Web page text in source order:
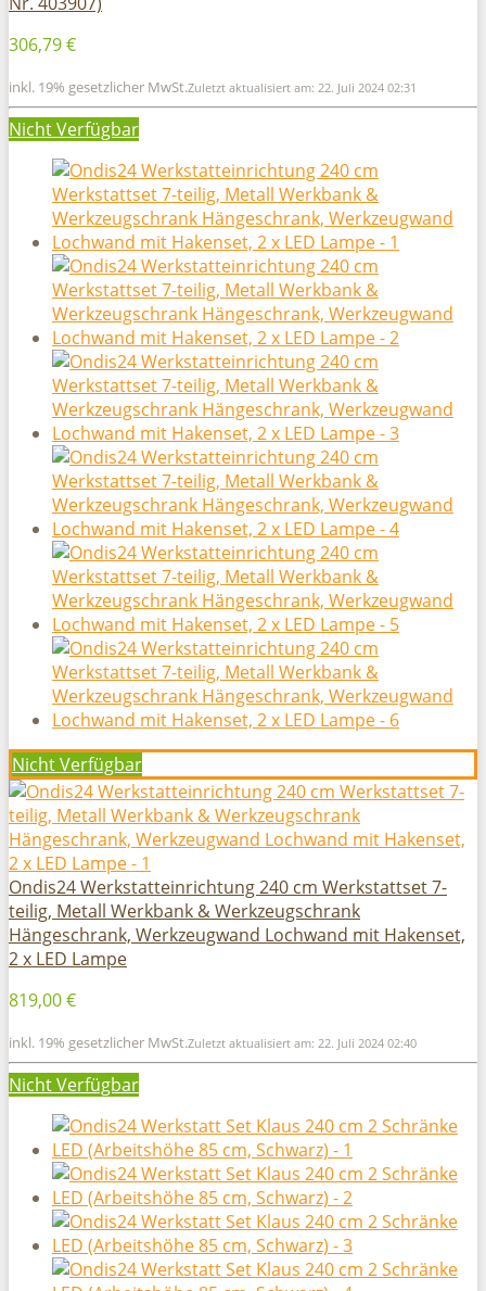
306,79 €
inkl. 19% gesetzlicher MwSt.Zuletzt aktualisiert am: 22. Juli 2024 02:31
Nicht Verfügbar
Nicht Verfügbar
Ondis24 Werkstatteinrichtung 240 cm Werkstattset 7-
teilig, Metall Werkbank & Werkzeugschrank
Hängeschrank, Werkzeugwand Lochwand mit Hakenset,
2 x LED Lampe
819,00 €
inkl. 19% gesetzlicher MwSt.Zuletzt aktualisiert am: 22. Juli 2024 02:40
Nicht Verfügbar